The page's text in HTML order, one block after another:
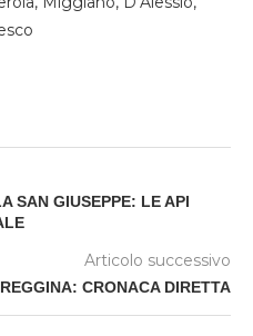
SAN GIUSEPPE: LE API
Articolo successivo
CRONACA DIRETTA